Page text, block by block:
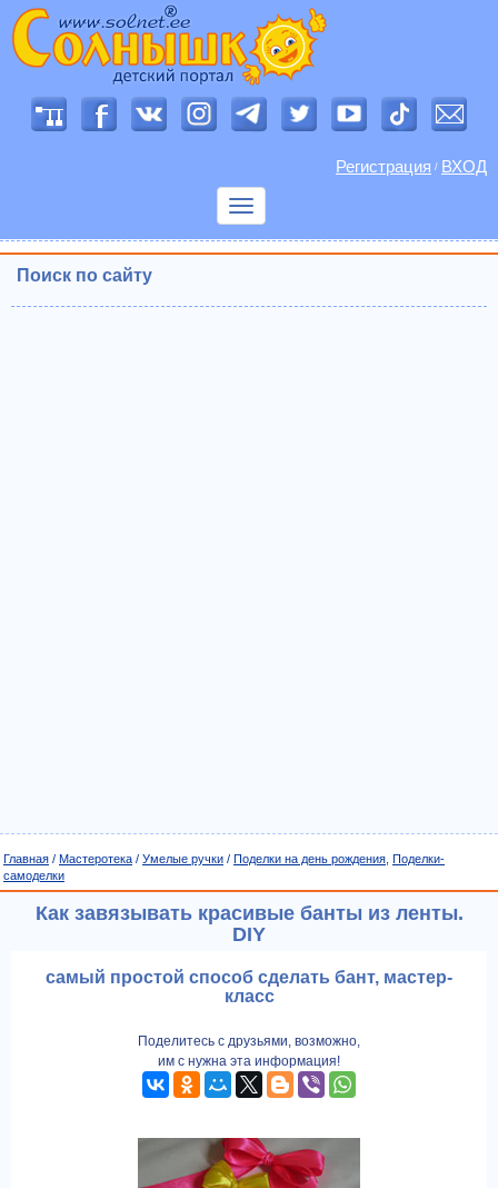
Регистрация / ВХОД
Показать
Поиск по сайту
Главная / Мастеротека / Умелые ручки / Поделки на день рождения Поделки-
самоделки
Как завязывать красивые банты из ленты.
DIY
самый простой способ сделать бант, мастер-
класс
Поделитесь с друзьями, возможно,
им с нужна эта информация!